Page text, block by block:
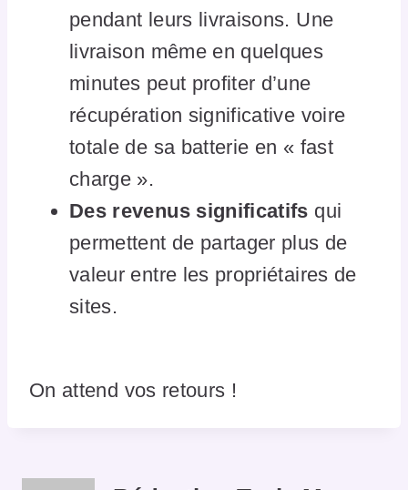
pendant leurs livraisons. Une
livraison même en quelques
minutes peut profiter d’une
récupération significative voire
totale de sa batterie en « fast
charge ».
Des revenus significatifs qui
permettent de partager plus de
valeur entre les propriétaires de
sites.
On attend vos retours !